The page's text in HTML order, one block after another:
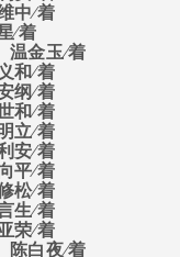
中∕着
∕着
温金玉∕着
和∕着
纲∕着
和∕着
立∕着
安∕着
平∕着
松∕着
生∕着
荣∕着
陈白夜∕着